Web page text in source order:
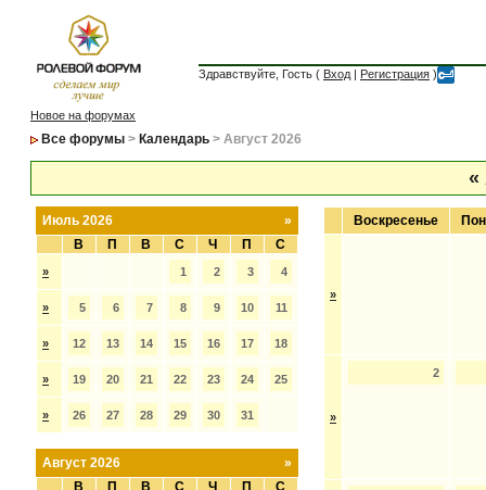
Здравствуйте, Гость ( Вход | Регистрация )
Новое на форумах
Все форумы > Календарь > Август 2026
«
»
Июль 2026
В
П В С Ч П С
» 1 2 3 4
» 5 6 7 8 9 10 11
» 12 13 14 15 16 17 18
» 19 20 21 22 23 24 25
» 26 27 28 29 30 31
»
Август 2026
В
П В С Ч П С
Воскресенье
»
»
2